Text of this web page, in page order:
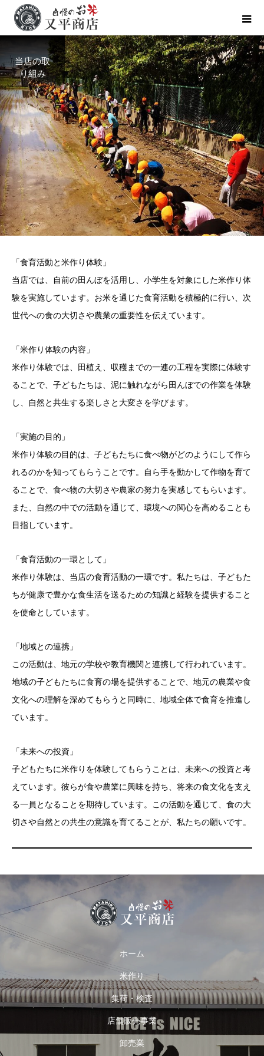
当店の取
り組み
「食育活動と米作り体験」
当店では、自前の田んぼを活用し、小学生を対象にした米作り体
験を実施しています。お米を通じた食育活動を積極的に行い、次
世代への食の大切さや農業の重要性を伝えています。
「米作り体験の内容」
米作り体験では、田植え、収穫までの一連の工程を実際に体験す
ることで、子どもたちは、泥に触れながら田んぼでの作業を体験
し、自然と共生する楽しさと大変さを学びます。
「実施の目的」
米作り体験の目的は、子どもたちに食べ物がどのようにして作ら
れるのかを知ってもらうことです。自ら手を動かして作物を育て
ることで、食べ物の大切さや農家の努力を実感してもらいます。
また、自然の中での活動を通じて、環境への関心を高めることも
目指しています。
「食育活動の一環として」
米作り体験は、当店の食育活動の一環です。私たちは、子どもた
ちが健康で豊かな食生活を送るための知識と経験を提供すること
を使命としています。
「地域との連携」
この活動は、地元の学校や教育機関と連携して行われています。
地域の子どもたちに食育の場を提供することで、地元の農業や食
文化への理解を深めてもらうと同時に、地域全体で食育を推進し
ています。
「未来への投資」
子どもたちに米作りを体験してもらうことは、未来への投資と考
えています。彼らが食や農業に興味を持ち、将来の食文化を支え
る一員となることを期待しています。この活動を通じて、食の大
切さや自然との共生の意識を育てることが、私たちの願いです。
ホーム
米作り
集荷・検査
店舗販売事業
卸売業